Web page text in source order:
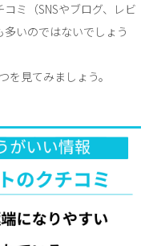
ミ（SNSやブログ、レビ
いのではないでしょう
つを見てみましょう。